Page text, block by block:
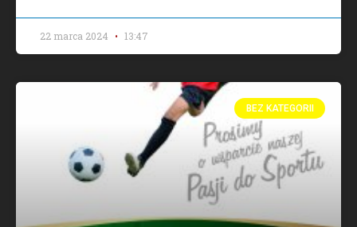
22 marca 2024 13:47
BEZ KATEGORII